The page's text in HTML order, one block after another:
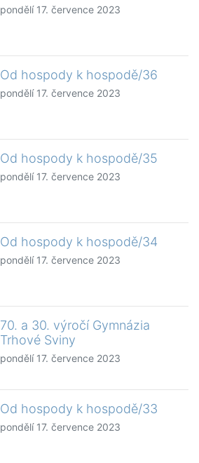
pondělí 17. července 2023
Od hospody k hospodě/36
pondělí 17. července 2023
Od hospody k hospodě/35
pondělí 17. července 2023
Od hospody k hospodě/34
pondělí 17. července 2023
70. a 30. výročí Gymnázia
Trhové Sviny
pondělí 17. července 2023
Od hospody k hospodě/33
pondělí 17. července 2023